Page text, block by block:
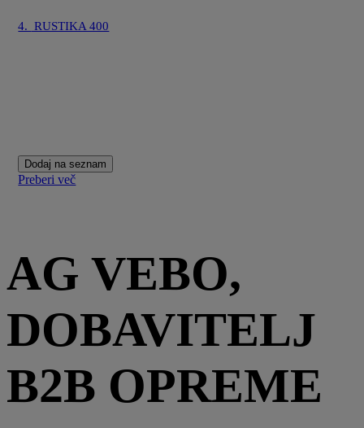
4. RUSTIKA 400
Dodaj na seznam
Preberi več
AG VEBO,
DOBAVITELJ
B2B OPREME